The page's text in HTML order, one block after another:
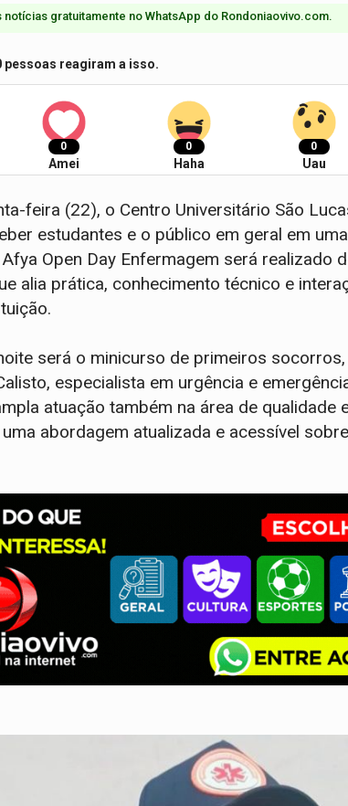
notícias gratuitamente no WhatsApp do Rondoniaovivo.com.​
pessoas reagiram a isso.
0
Amei
0
Haha
0
Uau
feira (22), o Centro Universitário São
estudantes e o público em geral em
Open Day Enfermagem será realizado
alia prática, conhecimento técnico e
será o minicurso de primeiros
especialista em urgência e
atuação também na área de qualidade
abordagem atualizada e acessível